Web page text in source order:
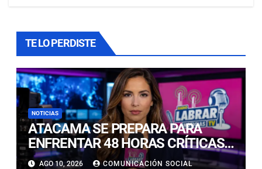
TE LO PERDISTE
NOTICIAS
ATACAMA SE PREPARA PARA
ENFRENTAR 48 HORAS CRÍTICAS
POR INTENSAS PRECIPITACIONES
AGO 10, 2026 COMUNICACIÓN SOCIAL